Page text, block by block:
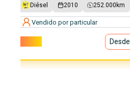
Diésel 2010 252.000 km
Vendido por particular
Desde